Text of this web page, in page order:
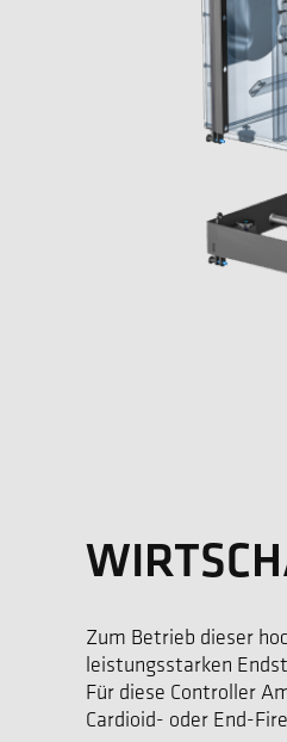
Zum Betrieb dieser
leistungsstarken
Für diese Controller
Cardioid- oder End-